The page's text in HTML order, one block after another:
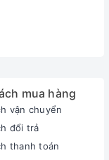
sấy khô nhanh
Máy còn có
hong khô tóc
chế độ sấy
với gam màu
mua hàng
vận chuyển
đổi trả
thanh toán